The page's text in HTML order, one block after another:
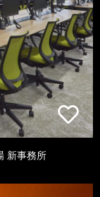
新事務所